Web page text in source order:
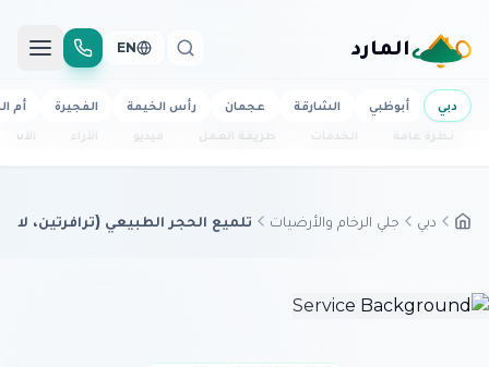
المارد EN
دبي أبوظبي الشارقة عجمان رأس الخيمة الفجيرة
أم
نظرة عامة
الخدمات طريقة العمل فيديو الآراء
دبي جلي الرخام والأرضيات تلميع الحجر الطبيعي (ترافرتين،